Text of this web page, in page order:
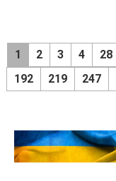
1 2 3 4 28
192
219 247